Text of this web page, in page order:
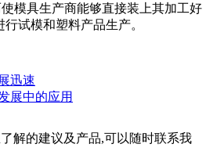
模具生产商能够直接装上其加工好
试模和塑料产品生产。
迅速
展中的应用
解的建议及产品,可以随时联系我